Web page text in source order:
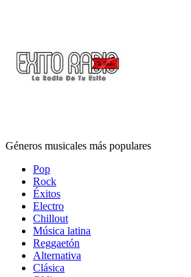
Géneros musicales más populares
Pop
Rock
Éxitos
Electro
Chillout
Música latina
Reggaetón
Alternativa
Clásica